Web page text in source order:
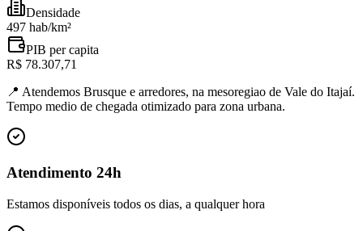
Densidade
497 hab/km²
PIB per capita
R$ 78.307,71
📍 Atendemos Brusque e arredores, na mesoregiao de Vale do Itajaí.
Tempo medio de chegada otimizado para zona urbana.
Atendimento 24h
Estamos disponíveis todos os dias, a qualquer hora